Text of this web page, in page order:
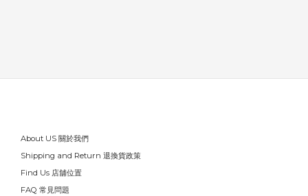
About US 關於我們
Shipping and Return 退換貨政策
Find Us 店舖位置
FAQ 常見問題